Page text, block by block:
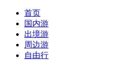
首页
国内游
出境游
周边游
自由行